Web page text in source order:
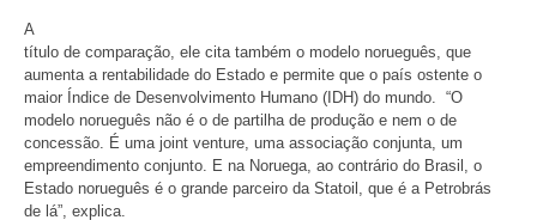
A
título de comparação, ele cita também o modelo norueguês, que
aumenta a rentabilidade do Estado e permite que o país ostente o
maior Índice de Desenvolvimento Humano (IDH) do mundo. “O
modelo norueguês não é o de partilha de produção e nem o de
concessão. É uma joint venture, uma associação conjunta, um
empreendimento conjunto. E na Noruega, ao contrário do Brasil, o
Estado norueguês é o grande parceiro da Statoil, que é a Petrobrás
de lá”, explica.